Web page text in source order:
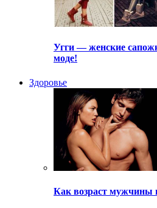
Угги — женские
моде!
Здоровье
Как возраст мужчины